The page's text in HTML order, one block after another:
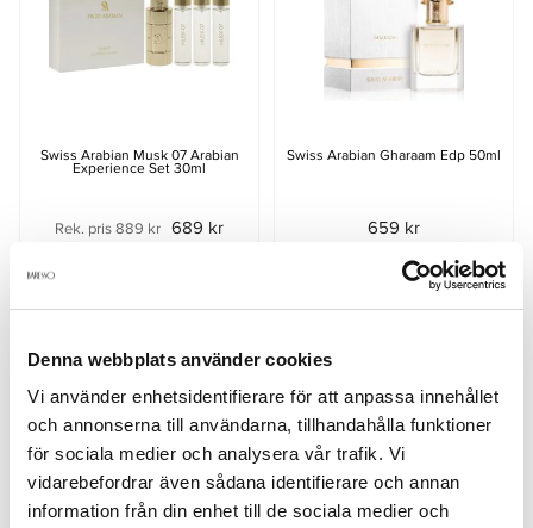
Denna webbplats använder cookies
Vi använder enhetsidentifierare för att anpassa innehållet
och annonserna till användarna, tillhandahålla funktioner
för sociala medier och analysera vår trafik. Vi
vidarebefordrar även sådana identifierare och annan
information från din enhet till de sociala medier och
Swiss Arabian Musk 07 Arabian
Experience Set 30ml
Rek. pris 889 kr 689 kr
Swiss Arabian Gharaam Edp 50ml
659 kr